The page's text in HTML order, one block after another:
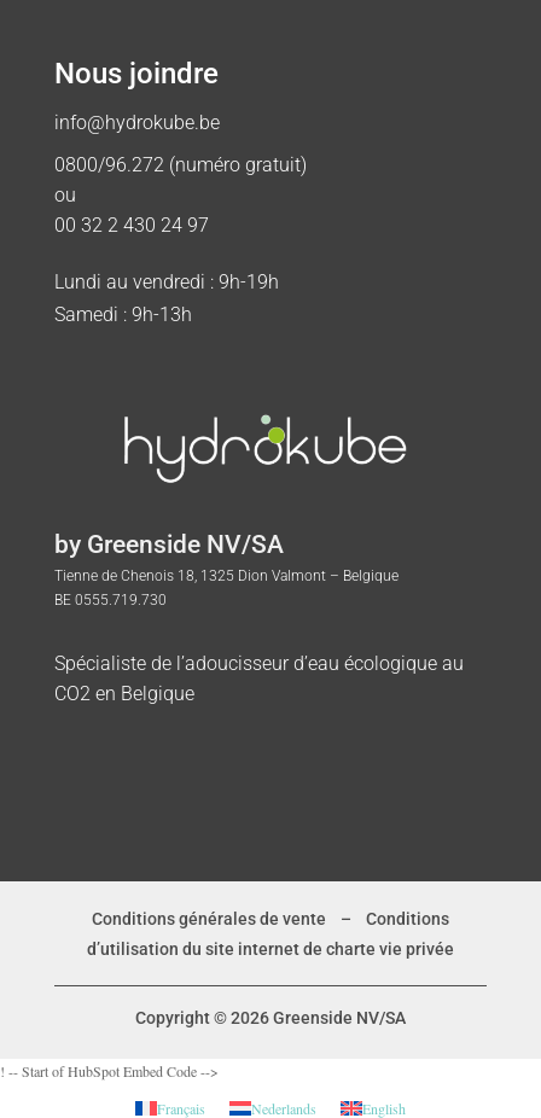
by Greenside NV/SA
Tienne de Chenois 18, 1325 Dion Valmont – Belgique
BE 0555.719.730
Spécialiste de l’adoucisseur d’eau écologique au
CO2 en Belgique
Nous joindre
info@hydrokube.be
0800/96.272 (numéro gratuit)
ou
00 32 2 430 24 97
Lundi au vendredi : 9h-19h
Samedi : 9h-13h
Conditions générales de vente – Conditions
d’utilisation du site internet de charte vie privée
Copyright © 2026 Greenside NV/SA
! -- Start of HubSpot Embed Code -->
Français
Nederlands English